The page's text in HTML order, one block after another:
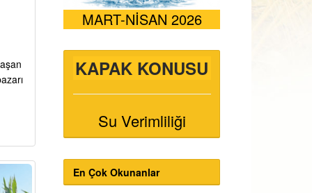
MART-NİSAN 2026
KAPAK KONUSU
Su Verimliliği
En Çok Okunanlar